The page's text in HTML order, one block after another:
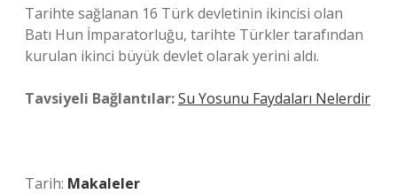
Tarihte sağlanan 16 Türk devletinin ikincisi olan
Batı Hun İmparatorluğu, tarihte Türkler tarafından
kurulan ikinci büyük devlet olarak yerini aldı.
Tavsiyeli Bağlantılar:Su Yosunu Faydaları Nelerdir
Tarih: Makaleler